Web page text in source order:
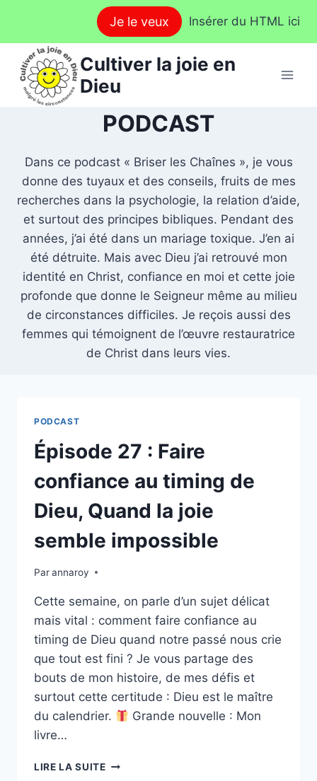
contenu
Je le veux Insérer du HTML ici
Cultiver la joie en
Dieu
PODCAST
Dans ce podcast « Briser les Chaînes », je vous
donne des tuyaux et des conseils, fruits de mes
recherches dans la psychologie, la relation d’aide,
et surtout des principes bibliques. Pendant des
années, j’ai été dans un mariage toxique. J’en ai
été détruite. Mais avec Dieu j’ai retrouvé mon
identité en Christ, confiance en moi et cette joie
profonde que donne le Seigneur même au milieu
de circonstances difficiles. Je reçois aussi des
femmes qui témoignent de l’œuvre restauratrice
de Christ dans leurs vies.
PODCAST
Épisode 27 : Faire
confiance au timing de
Dieu, Quand la joie
semble impossible
Parannaroy
Cette semaine, on parle d’un sujet délicat
mais vital : comment faire confiance au
timing de Dieu quand notre passé nous crie
que tout est fini ? Je vous partage des
bouts de mon histoire, de mes défis et
surtout cette certitude : Dieu est le maître
du calendrier.
Grande nouvelle : Mon
livre…
LIRE LA SUITEÉPISODE